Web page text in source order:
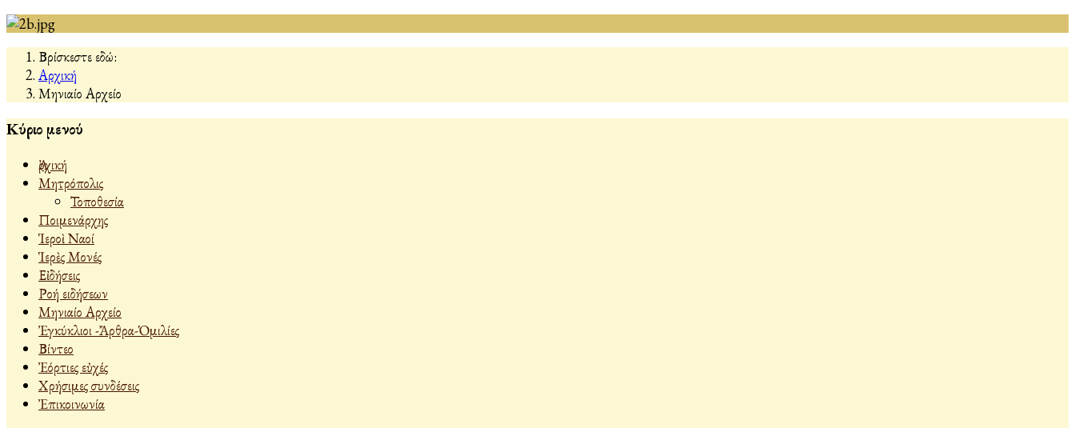
Βρίσκεστε εδώ:
Αρχική
Μηνιαίο Αρχείο
Κύριο μενού
Ἀρχική
Μητρόπολις
Τοποθεσία
Ποιμενάρχης
Ἱεροὶ Ναοί
Ἱερὲς Μονές
Εἰδήσεις
Ροή ειδήσεων
Μηνιαίο Αρχείο
Ἐγκύκλιοι -Ἄρθρα-Ὁμιλίες
Βίντεο
Ἐόρτιες εὐχές
Χρήσιμες συνδέσεις
Ἐπικοινωνία